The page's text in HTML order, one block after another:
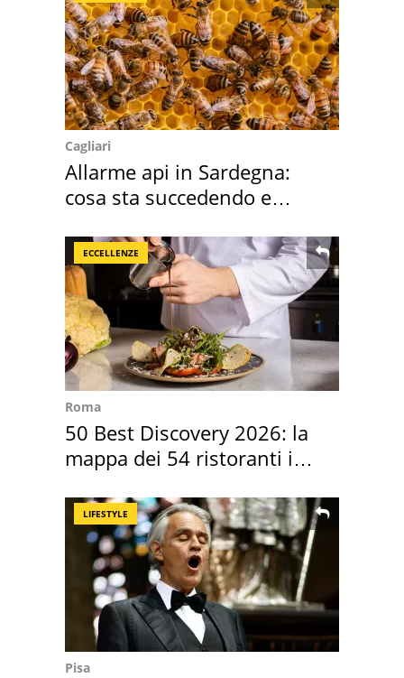
Cagliari
Allarme api in Sardegna:
cosa sta succedendo e
ECCELLENZE
Roma
50 Best Discovery 2026: la
mappa dei 54 ristoranti in
LIFESTYLE
Pisa